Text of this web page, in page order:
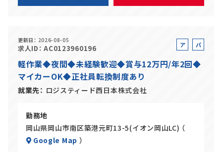
更新日 2026-08-05
求人ID AC0123960196
ア
バ
パ
ト
軽作業◆夜間◆未経験歓迎◆賞与12万円/年2回◆
マイカーOK◆正社員転換制度あり
就業先 ロジスティード西日本株式会社
勤務地
岡山県岡山市南区築港元町13-5(イオン岡山LC) （
Google Map ）